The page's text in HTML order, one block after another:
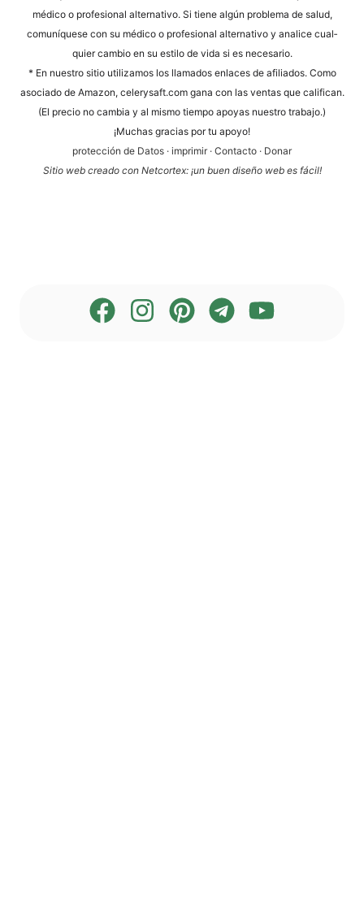
méd­ico o pro­fe­sio­nal alter­na­tivo. Si tiene algún pro­ble­ma de salud,
comuní­que­se con su méd­ico o pro­fe­sio­nal alter­na­tivo y ana­li­ce cual­
quier cam­bio en su esti­lo de vida si es necesario.
* En nues­tro sitio uti­liz­a­mos los llama­dos enlaces de afi­lia­dos. Como
aso­cia­do de Ama­zon, cele​ry​saft​.com gana con las ven­tas que cali­fi­can.
(El pre­cio no cam­bia y al mis­mo tiem­po apoyas nues­tro trabajo.)
¡Much­as gra­ci­as por tu apoyo!
pro­tección de Datos · impri­mir· Cont­ac­to · Donar
Sitio web cre­a­do con Net­cortex: ¡un buen dise­ño web es fácil!